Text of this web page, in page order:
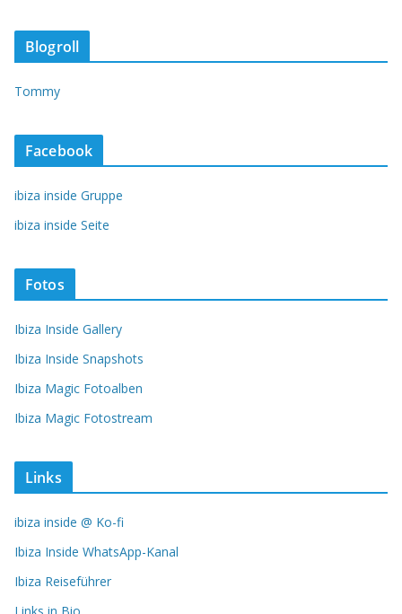
Blogroll
Tommy
Facebook
ibiza inside Gruppe
ibiza inside Seite
Fotos
Ibiza Inside Gallery
Ibiza Inside Snapshots
Ibiza Magic Fotoalben
Ibiza Magic Fotostream
Links
ibiza inside @ Ko-fi
Ibiza Inside WhatsApp-Kanal
Ibiza Reiseführer